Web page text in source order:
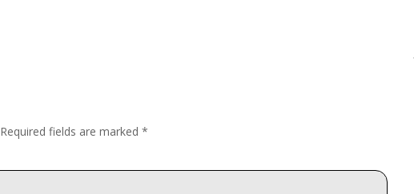
Required fields are marked *